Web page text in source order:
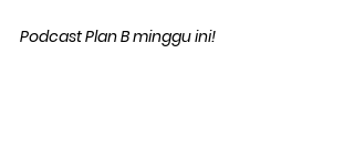
Podcast Plan B minggu ini!